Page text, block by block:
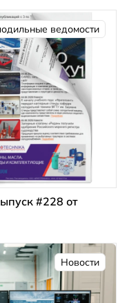
ведомости
#228 от
Новости